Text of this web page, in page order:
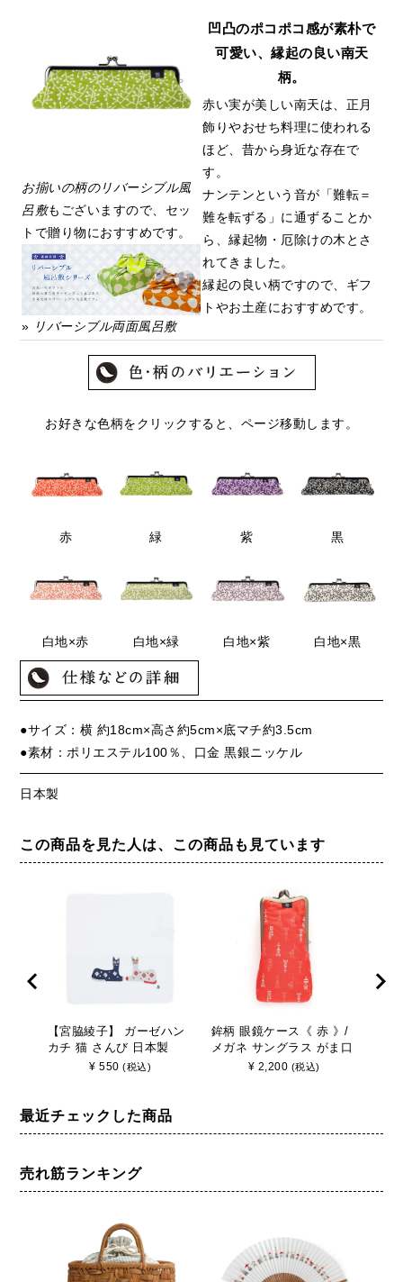
お揃いの柄のリバーシブル風
呂敷もございますので、セッ
トで贈り物におすすめです。
» リバーシブル両面風呂敷
凹凸のポコポコ感が素朴で
可愛い、縁起の良い南天
柄。
赤い実が美しい南天は、正月
飾りやおせち料理に使われる
ほど、昔から身近な存在で
す。
ナンテンという音が「難転＝
難を転ずる」に通ずることか
ら、縁起物・厄除けの木とさ
れてきました。
縁起の良い柄ですので、ギフ
トやお土産におすすめです。
お好きな色柄をクリックすると、ページ移動します。
赤 緑 紫 黒
白地×赤 白地×緑 白地×紫 白地×黒
●サイズ：横 約18cm×高さ約5cm×底マチ約3.5cm
●素材：ポリエステル100％、口金 黒銀ニッケル
日本製
この商品を見た人は、この商品も見ています
【宮脇綾子】 ガーゼハン
カチ 猫 さんび 日本製
¥ 550 (税込)
鉾柄 眼鏡ケース《 赤 》/
メガネ サングラス がま口
日本製 京都 さんび
¥ 2,200 (税込)
最近チェックした商品
売れ筋ランキング